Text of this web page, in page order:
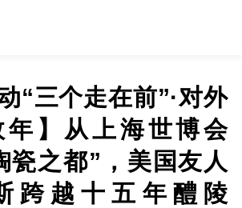
“三个走在前”·对外
年】从上海世博会
瓷之都”，美国友人
跨越十五年醴陵